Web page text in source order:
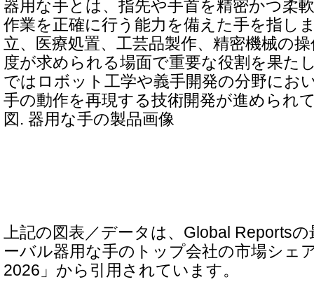
器用な手とは、指先や手首を精密かつ柔
作業を正確に行う能力を備えた手を指し
立、医療処置、工芸品製作、精密機械の
度が求められる場面で重要な役割を果た
ではロボット工学や義手開発の分野にお
手の動作を再現する技術開発が進められ
図. 器用な手の製品画像
上記の図表／データは、Global Reports
ーバル器用な手のトップ会社の市場シェ
2026」から引用されています。